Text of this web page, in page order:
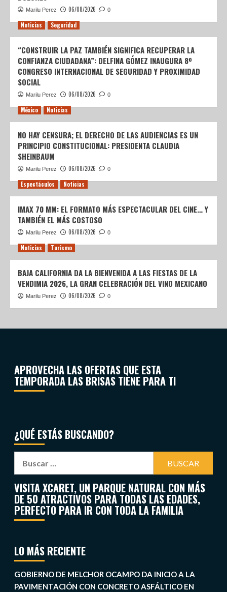
Marilu Perez 06/08/2026 0
Noticias Seguridad
“CONSTRUIR LA PAZ TAMBIÉN SIGNIFICA RECUPERAR LA
CONFIANZA CIUDADANA”: DELFINA GÓMEZ INAUGURA 8º
CONGRESO INTERNACIONAL DE SEGURIDAD Y PROXIMIDAD
SOCIAL
Marilu Perez 06/08/2026 0
México Noticias
NO HAY CENSURA; EL DERECHO DE LAS AUDIENCIAS ES UN
PRINCIPIO CONSTITUCIONAL: PRESIDENTA CLAUDIA
SHEINBAUM
Marilu Perez 06/08/2026 0
Espectáculos Noticias
IMAX 70 MM: EL FORMATO MÁS ESPECTACULAR DEL CINE… Y
TAMBIÉN EL MÁS COSTOSO
Marilu Perez 06/08/2026 0
Noticias Turismo
BAJA CALIFORNIA DA LA BIENVENIDA A LAS FIESTAS DE LA
VENDIMIA 2026, LA GRAN CELEBRACIÓN DEL VINO MEXICANO
Marilu Perez 06/08/2026 0
APROVECHA LAS OFERTAS QUE ESTA
TEMPORADA LAS BRISAS TIENE PARA TI
¿QUÉ ESTÁS BUSCANDO?
VISITA XCARET, UN PARQUE NATURAL CON MÁS
DE 50 ATRACTIVOS PARA TODAS LAS EDADES,
PERFECTO PARA IR CON TODA LA FAMILIA
LO MÁS RECIENTE
GOBIERNO DE MELCHOR OCAMPO DA INICIO A LA
PAVIMENTACIÓN CON CONCRETO ASFÁLTICO EN